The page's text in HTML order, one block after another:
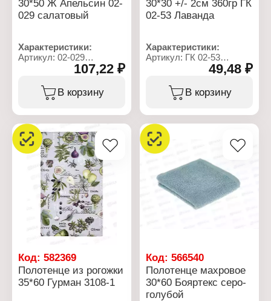
30*50 Ж Апельсин 02-
029 салатовый
Характеристики:
Артикул: 02-029
Тип товара: Полотенце
Модель: "Апельсины"
Вид ткани: махровое
Размер: 30х50 см
Плотность: 400 г/кв.м
107,22 ₽
В корзину
30*30 +/- 2см 360гр ГК
02-53 Лаванда
Характеристики:
Артикул: ГК 02-53
Тип товара: Салфетка
Вид ткани: махровая
Размер: 30х30 +/-2 см
Состав: 100% хлопок
49,48 ₽
В корзину
Код: 582369
Полотенце из рогожки
35*60 Гурман 3108-1
Код:566540
Полотенце махровое
30*60 Бояртекс серо-
голубой